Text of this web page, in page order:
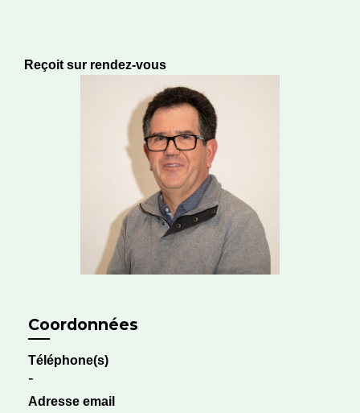
Reçoit sur rendez-vous
Coordonnées
Téléphone(s)
-
Adresse email